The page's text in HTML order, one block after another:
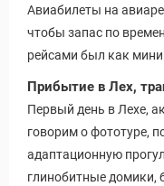
Авиабилеты на
чтобы запас по
рейсами был как
Прибытие в Лех,
Первый день в Лехе,
говорим о фототуре,
адаптационную
глинобитные домики,